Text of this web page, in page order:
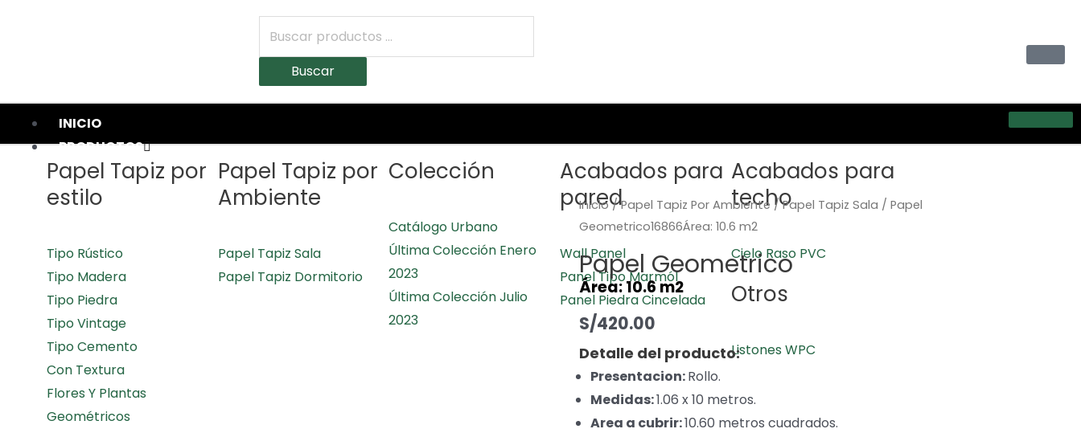
Buscar
INICIO
PRODUCTOS
Papel Tapiz por
estilo
Tipo Rústico
Tipo Madera
Tipo Piedra
Tipo Vintage
Tipo Cemento
Con Textura
Flores Y Plantas
Geométricos
Papel Tapiz por
Ambiente
Papel Tapiz Sala
Papel Tapiz Dormitorio
Colección
Catálogo Urbano
Última Colección Enero
2023
Última Colección Julio
2023
Acabados para
pared
Wall Panel
Panel Tipo Marmól
Panel Piedra Cincelada
Acabados para
techo
Cielo Raso PVC
Otros
Listones WPC
Inicio/Papel Tapiz Por Ambiente /Papel Tapiz Sala / Papel
Geometrico16866Área: 10.6 m2
Papel Geometrico
Área: 10.6 m2
S/420.00
Detalle del producto:
Presentacion:Rollo.
Medidas:1.06 x 10 metros.
Area a cubrir:10.60 metros cuadrados.